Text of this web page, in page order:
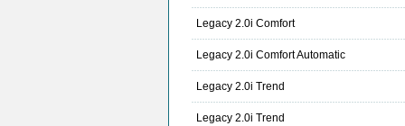
Legacy 2.0i Comfort
Legacy 2.0i Comfort Automatic
Legacy 2.0i Trend
Legacy 2.0i Trend